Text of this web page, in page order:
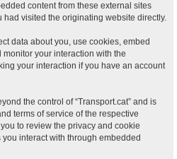
content from these external sites
had visited the originating website directly.
data about you, use cookies, embed
your interaction with the
your interaction if you have an account
the control of “Transport.cat” and is
terms of service of the respective
to review the privacy and cookie
interact with through embedded